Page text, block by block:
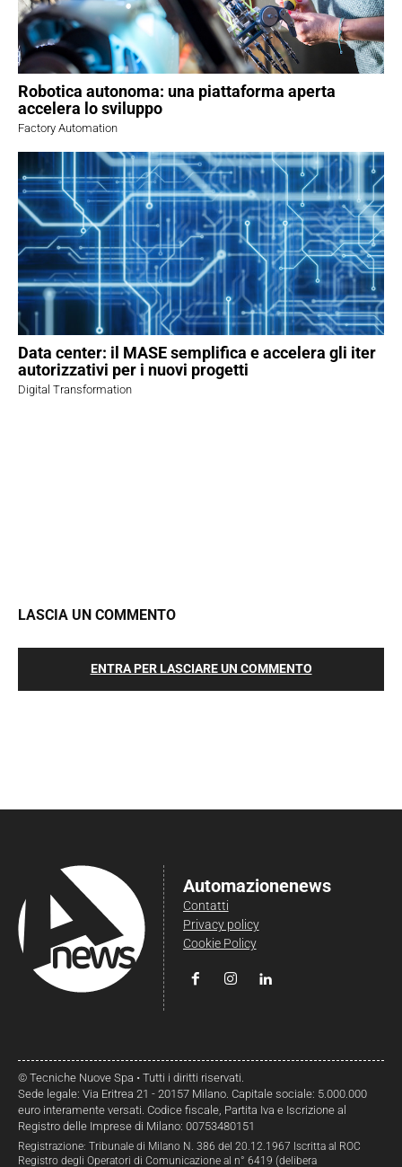
Robotica autonoma: una piattaforma aperta
accelera lo sviluppo
Factory Automation
Data center: il MASE semplifica e accelera gli iter
autorizzativi per i nuovi progetti
Digital Transformation
LASCIA UN COMMENTO
ENTRA PER LASCIARE UN COMMENTO
Automazionenews
Contatti
Privacy policy
Cookie Policy
© Tecniche Nuove Spa • Tutti i diritti riservati.
Sede legale: Via Eritrea 21 - 20157 Milano. Capitale sociale: 5.000.000
euro interamente versati. Codice fiscale, Partita Iva e Iscrizione al
Registro delle Imprese di Milano: 00753480151
Registrazione: Tribunale di Milano N. 386 del 20.12.1967 Iscritta al ROC
Registro degli Operatori di Comunicazione al n° 6419 (delibera